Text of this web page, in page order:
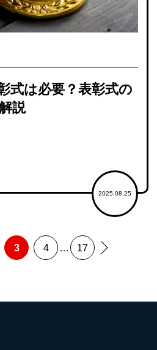
式は必要？表彰式の
説
2025.08.25
3 4 … 17